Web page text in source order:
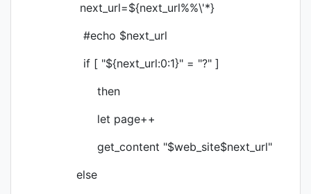
next_url=${next_url%%\'*}
#echo $next_url
if [ "${next_url:0:1}" = "?" ]
then
let page++
get_content "$web_site$next_url"
else